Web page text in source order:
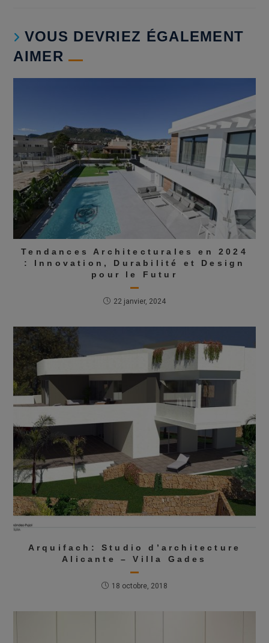
VOUS DEVRIEZ ÉGALEMENT
AIMER
Tendances Architecturales en 2024
: Innovation, Durabilité et Design
pour le Futur
22 janvier, 2024
Arquifach: Studio d’architecture
Alicante – Villa Gades
18 octobre, 2018